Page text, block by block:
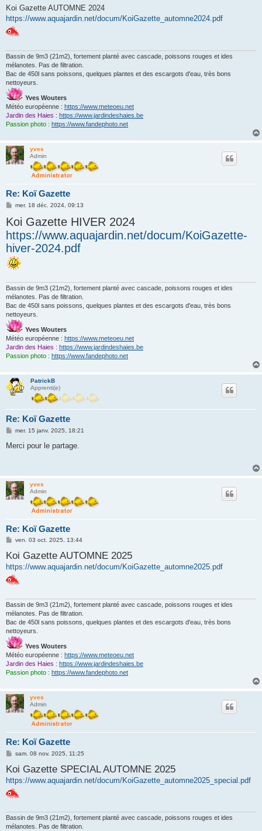
s
a
g
e
Koi Gazette AUTOMNE 2024
https://www.aquajardin.net/docum/KoiGazette_automne2024.pdf
Bassin de 9m3 (21m2), fortement planté avec cascade, poissons rouges et ides
mélanotes. Pas de filtration.
Bac de 450l sans poissons, quelques plantes et des escargots d'eau, très bons
nettoyeurs.
Yves Wouters
Météo européenne : https://www.meteoeu.net
Jardin des Haies : https://www.jardindeshaies.be
Passion photo : https://www.fandephoto.net
yves
Admin
Re: Koï Gazette
M
s
s
a
g
e
mer. 18 déc. 2024, 09:13
Koi Gazette HIVER 2024
https://www.aquajardin.net/docum/KoiGazette-
hiver-2024.pdf
Bassin de 9m3 (21m2), fortement planté avec cascade, poissons rouges et ides
mélanotes. Pas de filtration.
Bac de 450l sans poissons, quelques plantes et des escargots d'eau, très bons
nettoyeurs.
Yves Wouters
Météo européenne : https://www.meteoeu.net
Jardin des Haies : https://www.jardindeshaies.be
Passion photo : https://www.fandephoto.net
PatrickB
Apprenti(e)
Re: Koï Gazette
M
s
mer. 15 janv. 2025, 18:21
Merci pour le partage.
yves
Admin
Re: Koï Gazette
M
s
s
a
g
e
ven. 03 oct. 2025, 13:44
Koi Gazette AUTOMNE 2025
https://www.aquajardin.net/docum/KoiGazette_automne2025.pdf
Bassin de 9m3 (21m2), fortement planté avec cascade, poissons rouges et ides
mélanotes. Pas de filtration.
Bac de 450l sans poissons, quelques plantes et des escargots d'eau, très bons
nettoyeurs.
Yves Wouters
Météo européenne : https://www.meteoeu.net
Jardin des Haies : https://www.jardindeshaies.be
Passion photo : https://www.fandephoto.net
yves
Admin
Re: Koï Gazette
M
s
s
a
g
e
sam. 08 nov. 2025, 11:25
Koi Gazette SPECIAL AUTOMNE 2025
https://www.aquajardin.net/docum/KoiGazette_automne2025_special.pdf
Bassin de 9m3 (21m2), fortement planté avec cascade, poissons rouges et ides
mélanotes. Pas de filtration.